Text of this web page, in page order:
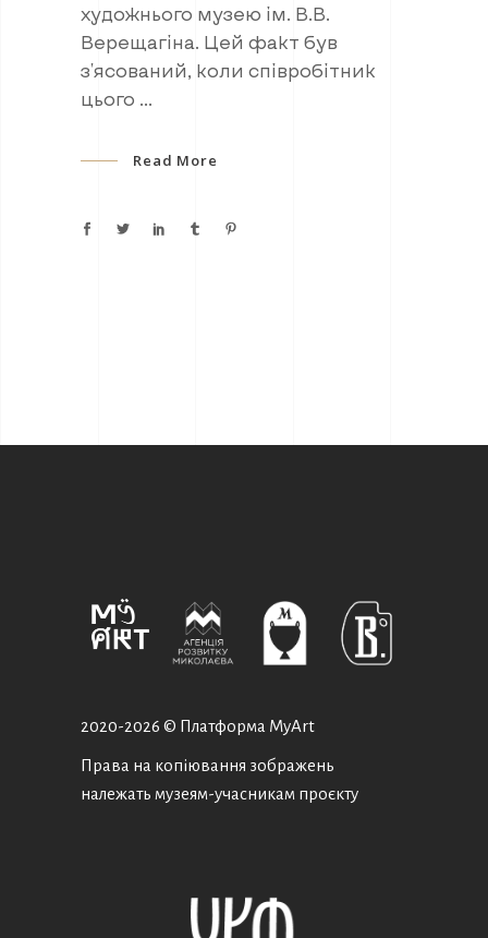
художнього музею ім. В.В.
Верещагіна. Цей факт був
з'ясований, коли співробітник
цього
Read More
2020-2026 © Платформа MyArt
Права на копіювання зображень
належать музеям-учасникам проєкту